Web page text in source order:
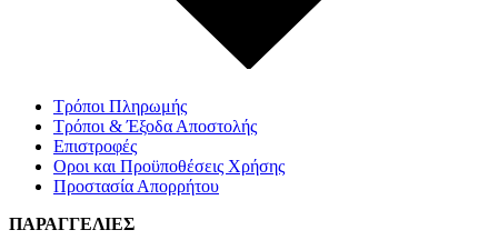
Τρόποι Πληρωμής
Τρόποι & Έξοδα Αποστολής
Επιστροφές
Οροι και Προϋποθέσεις Χρήσης
Προστασία Απορρήτου
ΠΑΡΑΓΓΕΛΙΕΣ